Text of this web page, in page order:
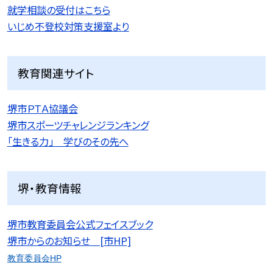
就学相談の受付はこちら
いじめ不登校対策支援室より
教育関連サイト
堺市ＰＴＡ協議会
堺市スポーツチャレンジランキング
「生きる力」 学びのその先へ
堺・教育情報
堺市教育委員会公式フェイスブック
堺市からのお知らせ [市HP]
教育委員会HP